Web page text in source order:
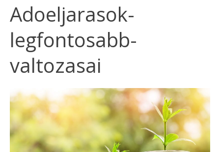
Adoeljarasok-
legfontosabb-
valtozasai